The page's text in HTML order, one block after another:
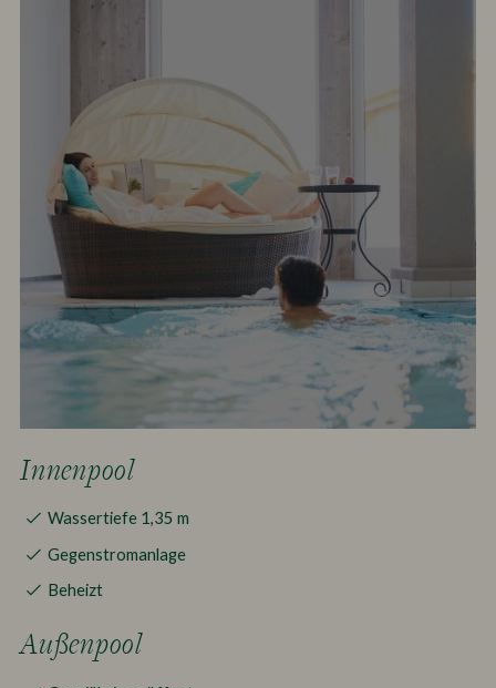
Innenpool
Wassertiefe 1,35 m
Gegenstromanlage
Beheizt
Außenpool